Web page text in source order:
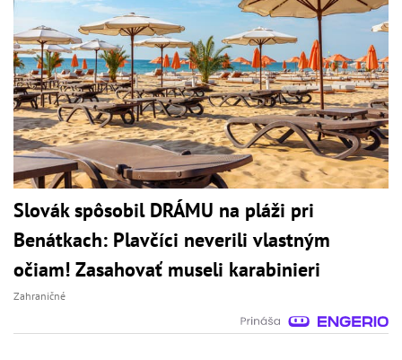
Slovák spôsobil DRÁMU na pláži pri
Benátkach: Plavčíci neverili vlastným
očiam! Zasahovať museli karabinieri
Zahraničné